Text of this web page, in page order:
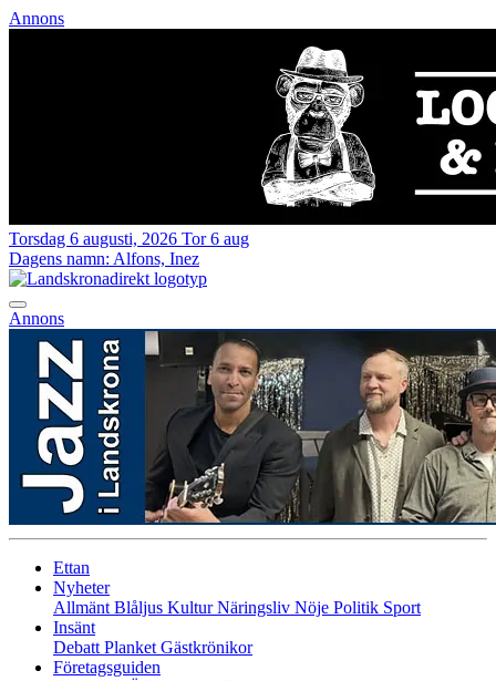
Annons
Torsdag 6 augusti, 2026 Tor 6 aug
Dagens namn: Alfons, Inez
Annons
Ettan
Nyheter
Allmänt Blåljus KulturNäringsliv Nöje Politik Sport
Insänt
Debatt Planket Gästkrönikor
Företagsguiden